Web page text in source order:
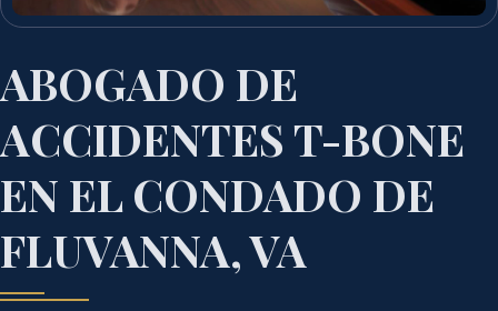
ABOGADO DE
ACCIDENTES T-BONE
EN EL CONDADO DE
FLUVANNA, VA